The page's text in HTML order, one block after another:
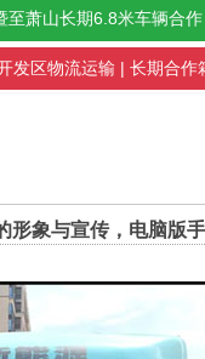
作，···
至萧山长期6.8米车辆合作
发区物流运输 | 长期合作
形象与宣传，电脑版